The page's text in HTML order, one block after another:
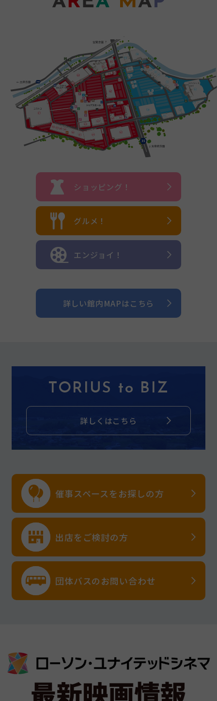
さらに読み込む Instagram でフォロー
ショッピング！
グルメ！
エンジョイ！
詳しい館内MAPはこちら
TORIUS to BIZ
詳しくはこちら
催事スペースをお探しの方
出店をご検討の方
団体バスのお問い合わせ